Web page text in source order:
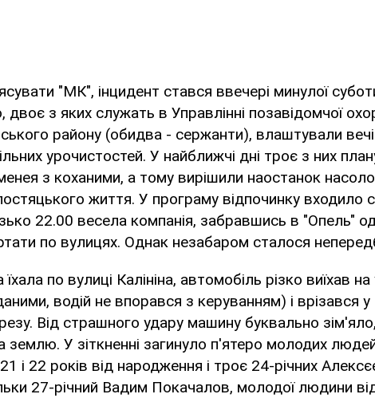
"МК", інцидент стався ввечері минулої
двоє з яких служать в Управлінні позавідомчої
району (обидва - сержанти), влаштували
урочистостей. У найближчі дні троє з них
з коханими, а тому вирішили наостанок
життя. У програму відпочинку входило
22.00 весела компанія, забравшись в "Опель"
по вулицях. Однак незабаром сталося
по вулиці Калініна, автомобіль різко виїхав на
водій не впорався з керуванням) і врізався
Від страшного удару машину буквально
землю. У зіткненні загинуло п'ятеро молодих
і 22 років від народження і троє 24-річних
27-річний Вадим Покачалов, молодої людини